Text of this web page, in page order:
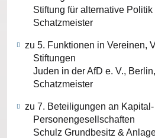
Stiftung für alternative
Schatzmeister
zu 5. Funktionen in Vereinen,
Stiftungen
Juden in der AfD e. V., Berlin,
Schatzmeister
zu 7. Beteiligungen an
Personengesellschaften
Schulz Grundbesitz &